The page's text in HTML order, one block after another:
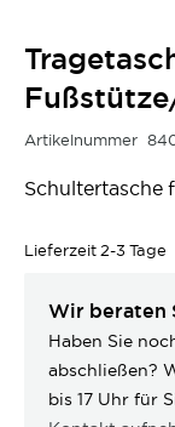
Artikelnummer
Schultertasche
Lieferzeit 2-3 Tage
Wir beraten
Haben Sie
abschließen?
bis 17 Uhr für